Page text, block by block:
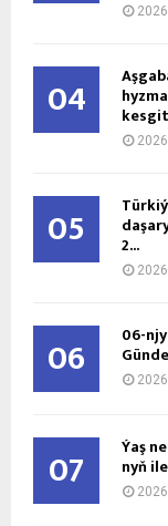
04
05 2...
06 06-
07 Ýaş
nyň